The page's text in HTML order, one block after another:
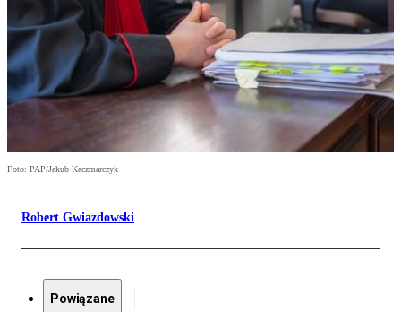
Foto: PAP/Jakub Kaczmarczyk
Robert Gwiazdowski
Powiązane